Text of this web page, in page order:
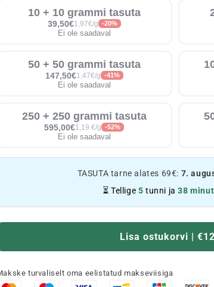
10 + 10 grammi tasuta
39,50€1,97€/g -20%
Ei ole saadaval
50 + 50 grammi tasuta
147,50€1,47€/g -41%
Ei ole saadaval
250 + 250 grammi tasuta
595,00€1,19 €/g -52%
Ei ole saadaval
TASUTA tarne alates 69€: 7.
⏳ Tellige 5 tunni ja38
Lisa ostukorvi |
turvaliselt oma eelistatud makseviisiga